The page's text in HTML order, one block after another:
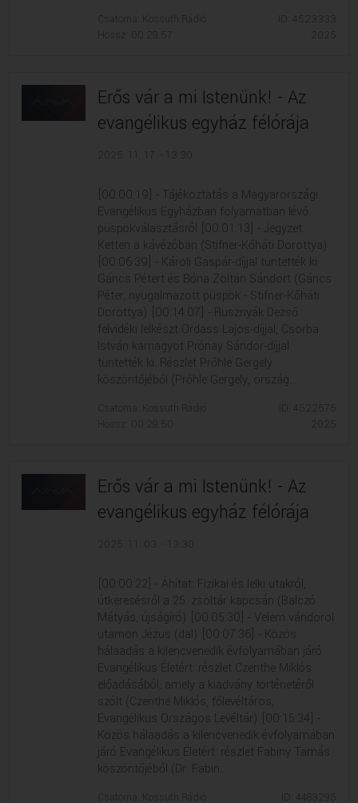
Csatorna: Kossuth Rádió
Hossz: 00:29:57
ID: 4523333
Erős vár a mi Istenünk! - Az
evangélikus egyház félórája
2025. 11. 17. - 13:30
[00:00:19] - Tájékoztatás a Magyarországi
Evangélikus Egyházban folyamatban lévő
püspökválasztásról [00:01:13] - Jegyzet:
Ketten a kávézóban (Stifner-Kőháti Dorottya)
[00:06:39] - Károli Gáspár-díjjal tüntették ki
Gáncs Pétert és Bóna Zoltán Sándort (Gáncs
Péter, nyugalmazott püspök - Stifner-Kőháti
Dorottya) [00:14:07] - Rusznyák Dezső
felvidéki lelkészt Ordass Lajos-​díjjal, Csorba
István karnagyot Prónay Sándor-​díjjal
tüntették ki. Részlet Prőhle Gergely
köszöntőjéből (Prőhle Gergely, ország...
Csatorna: Kossuth Rádió
Hossz: 00:29:50
ID: 4522575
Erős vár a mi Istenünk! - Az
evangélikus egyház félórája
[00:00:22] - Áhítat: Fizikai és lelki utakról,
útkeresésről a 25. zsoltár kapcsán (Balczó
Mátyás, újságíró) [00:05:30] - Velem vándorol
utamon Jézus (dal) [00:07:36] - Közös
hálaadás a kilencvenedik évfolyamában járó
Evangélikus Életért: részlet Czenthe Miklós
előadásából, amely a kiadvány történetéről
szólt (Czenthe Miklós, főlevéltáros,
Evangélikus Országos Levéltár) [00:15:34] -
Közös hálaadás a kilencvenedik évfolyamában
járó Evangélikus Életért: részlet Fabiny Tamás
köszöntőjéből (Dr. Fabin...
Csatorna: Kossuth Rádió ID: 4483295